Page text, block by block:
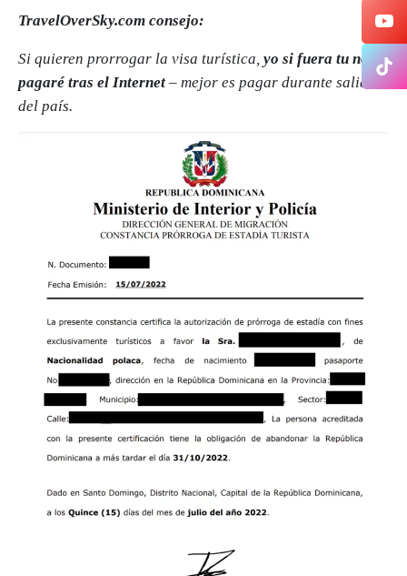
TravelOverSky.com consejo:
Si quieren prorrogar la visa turística, yo si fuera tu no
pagaré tras el Internet – mejor es pagar durante salida
del país.